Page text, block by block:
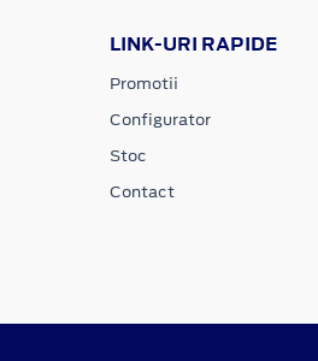
LINK-URI RAPIDE
Promotii
Configurator
Stoc
Contact